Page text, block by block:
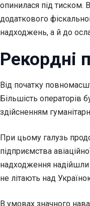
опинилася під тиском.
додаткового
надходжень, а й до
Рекордні
Від початку
Більшість операторів
здійсненням
При цьому галузь
підприємства
надходження надійшли
не літають над
В умовах значного